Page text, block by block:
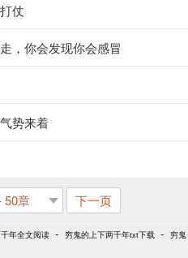
仗
，你会发现你会感冒
势来着
50章 下一页
年全文阅读 - 穷鬼的上下两千年txt下载 -
穷鬼